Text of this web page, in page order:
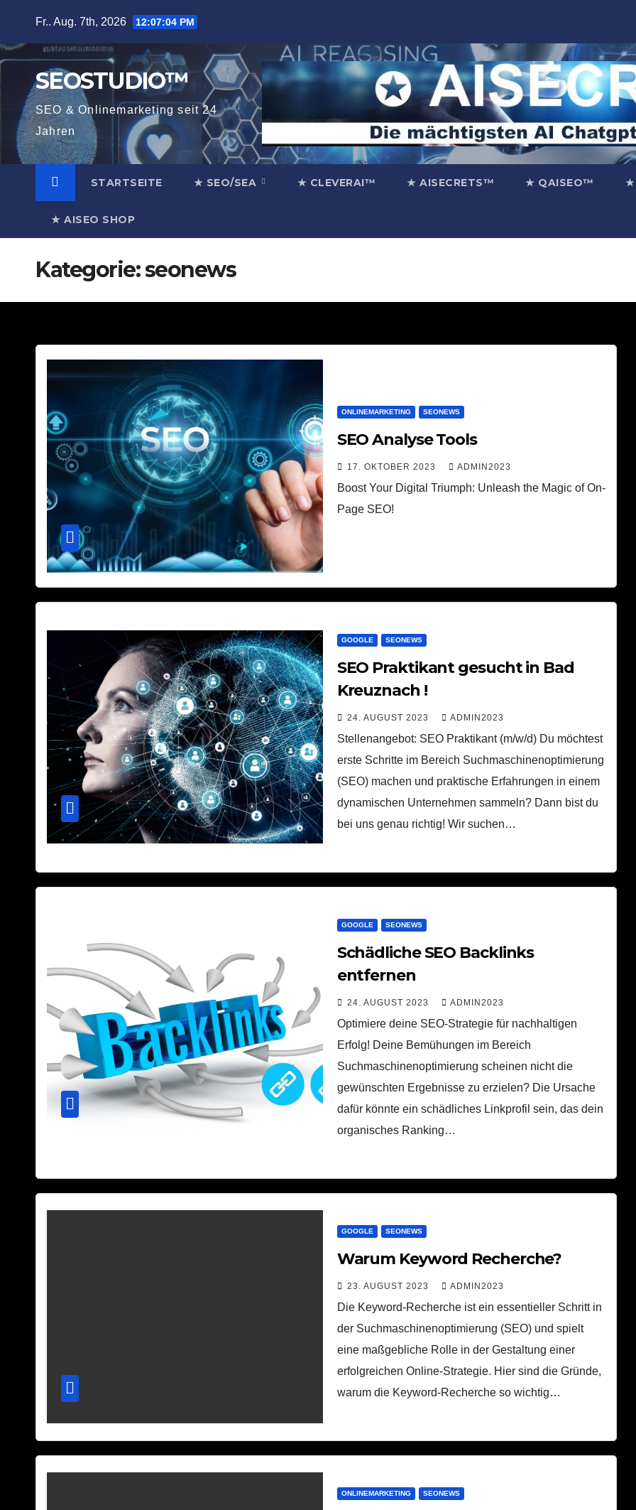
springen
Fr.. Aug. 7th, 2026 12:07:05 PM
SEOSTUDIO™
SEO & Onlinemarketing seit 24
Jahren
STARTSEITE ★ SEO/SEA ★ CLEVERAI™ ★ AISECRETS™ ★ QAISEO™ ★
★ AISEO SHOP
Kategorie:seonews
ONLINEMARKETING SEONEWS
SEO Analyse Tools
17. OKTOBER 2023 ADMIN2023
Boost Your Digital Triumph: Unleash the Magic of On-
Page SEO!
GOOGLE SEONEWS
SEO Praktikant gesucht in Bad
Kreuznach !
24. AUGUST 2023 ADMIN2023
Stellenangebot: SEO Praktikant (m/w/d) Du möchtest
erste Schritte im Bereich Suchmaschinenoptimierung
(SEO) machen und praktische Erfahrungen in einem
dynamischen Unternehmen sammeln? Dann bist du
bei uns genau richtig! Wir suchen…
GOOGLE SEONEWS
Schädliche SEO Backlinks
entfernen
24. AUGUST 2023 ADMIN2023
Optimiere deine SEO-Strategie für nachhaltigen
Erfolg! Deine Bemühungen im Bereich
Suchmaschinenoptimierung scheinen nicht die
gewünschten Ergebnisse zu erzielen? Die Ursache
dafür könnte ein schädliches Linkprofil sein, das dein
organisches Ranking…
GOOGLE SEONEWS
Warum Keyword Recherche?
23. AUGUST 2023 ADMIN2023
Die Keyword-Recherche ist ein essentieller Schritt in
der Suchmaschinenoptimierung (SEO) und spielt
eine maßgebliche Rolle in der Gestaltung einer
erfolgreichen Online-Strategie. Hier sind die Gründe,
warum die Keyword-Recherche so wichtig…
ONLINEMARKETING SEONEWS